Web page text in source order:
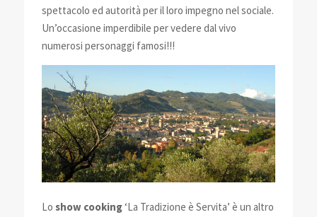
spettacolo ed autorità per il loro impegno nel sociale.
Un’occasione imperdibile per vedere dal vivo
numerosi personaggi famosi!!!
Lo show cooking‘La Tradizione è Servita’ è un altro